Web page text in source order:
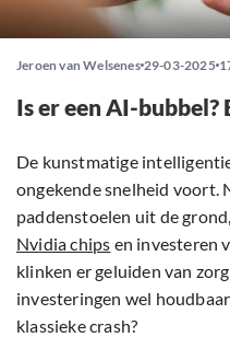
Jeroen van Welsenes 29-03-2025
Is er een AI-bubbel?
De kunstmatige
ongekende snelheid voort.
paddenstoelen uit de
Nvidia chips en investeren
klinken er geluiden van
investeringen wel
klassieke crash?